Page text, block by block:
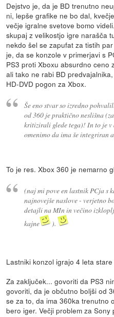
Dejstvo je, da je BD trenutno
ni, lepše grafike ne bo dal,
večje igralne svetove bomo
skupaj z velikostjo igre narašča
nekdo šel se zapufat za tistih
je, da se konzole v primerjavi s
PS3 proti Xboxu absurdno ceno
ali tako ne rabi BD
HD-DVD pogon za Xbox.
Še eno stvar so izredno
od 360 je praktično neslišna
kritizirali glede tega)! In to je v
omenimo da ima še integriran
To je res. Xbox 360 je nemarno
(naj mi pove en lastnik PCja s
najnovejše naslove - verjetno
detajli na MIn in večino
kajne
).
Lastniki konzol igrajo 4 leta
Za zaključek... govoriti da PS3
govoriti, da je občutno boljši od
se za to, da ima 360ka trenutno
bero iger. Večji problem za